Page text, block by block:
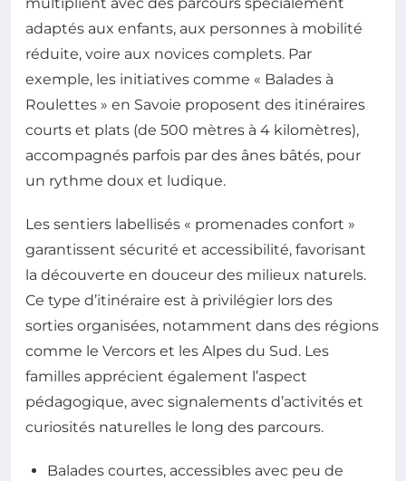
adaptés aux enfants, aux personnes à mobilité
réduite, voire aux novices complets. Par
exemple, les initiatives comme « Balades à
Roulettes » en Savoie proposent des itinéraires
courts et plats (de 500 mètres à 4 kilomètres),
accompagnés parfois par des ânes bâtés, pour
un rythme doux et ludique.
Les sentiers labellisés « promenades confort »
garantissent sécurité et accessibilité, favorisant
la découverte en douceur des milieux naturels.
Ce type d’itinéraire est à privilégier lors des
sorties organisées, notamment dans des régions
comme le Vercors et les Alpes du Sud. Les
familles apprécient également l’aspect
pédagogique, avec signalements d’activités et
curiosités naturelles le long des parcours.
Balades courtes, accessibles avec peu de